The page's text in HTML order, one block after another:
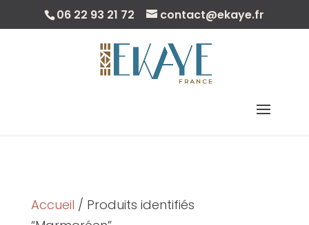
06 22 93 21 72 contact@ekaye.fr
Accueil / Produits identifiés